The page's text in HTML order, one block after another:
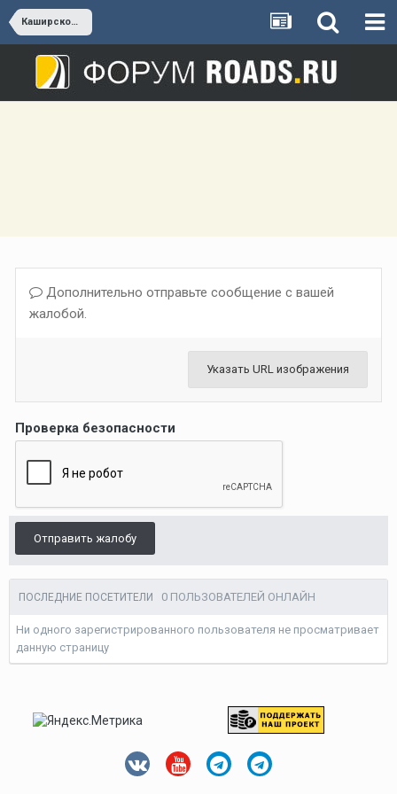
Каширское шоссе
Дополнительно отправьте сообщение с вашей
жалобой.
Указать URL изображения
Проверка безопасности
Отправить жалобу
ПОСЛЕДНИЕ ПОСЕТИТЕЛИ 0 ПОЛЬЗОВАТЕЛЕЙ ОНЛАЙН
Ни одного зарегистрированного пользователя не просматривает
данную страницу